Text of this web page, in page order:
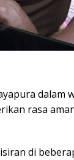
dalam
rasa
di